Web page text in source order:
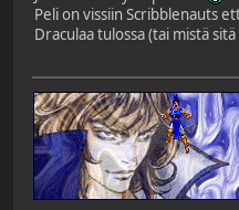
Peli on vissiin Scribblenauts
Draculaa tulossa (tai mistä